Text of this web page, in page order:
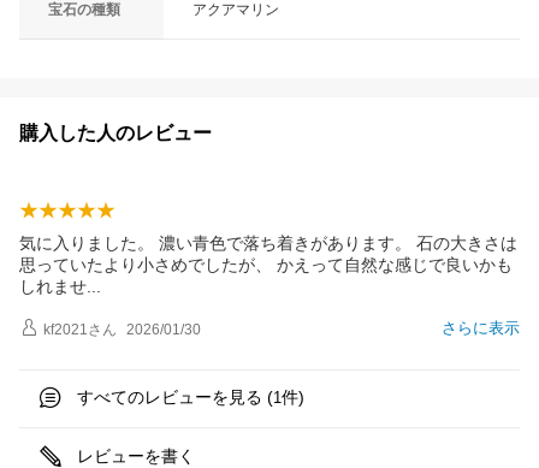
宝石の種類 アクアマリン
購入した人のレビュー
気に入りました。 濃い青色で落ち着きがあります。 石の大きさは
思っていたより小さめでしたが、 かえって自然な感じで良いかも
しれませ
さらに表示
kf2021さん 2026/01/30
すべてのレビューを見る (1件)
レビューを書く